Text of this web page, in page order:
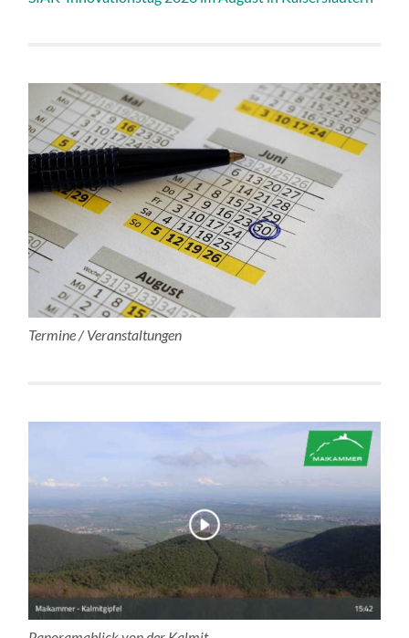
Termine / Veranstaltungen